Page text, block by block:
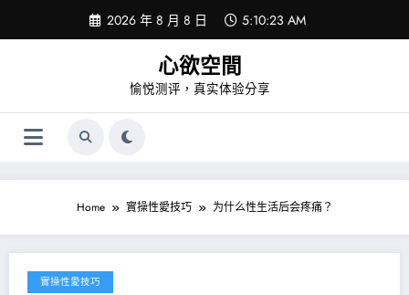
content
2026 年 8 月 8 日 5:10:23 AM
心欲空間
愉悦测评，真实体验分享
Home 實操性愛技巧 为什么性生活后会疼痛？
實操性愛技巧